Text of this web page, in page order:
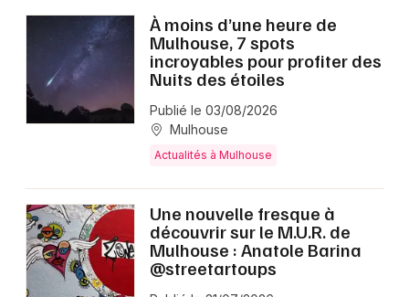
À moins d’une heure de
Mulhouse, 7 spots
incroyables pour profiter des
Nuits des étoiles
Publié le 03/08/2026
Mulhouse
Actualités à Mulhouse
Une nouvelle fresque à
découvrir sur le M.U.R. de
Mulhouse : Anatole Barina
@streetartoups